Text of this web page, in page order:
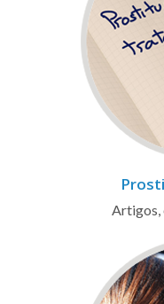
Artigos,